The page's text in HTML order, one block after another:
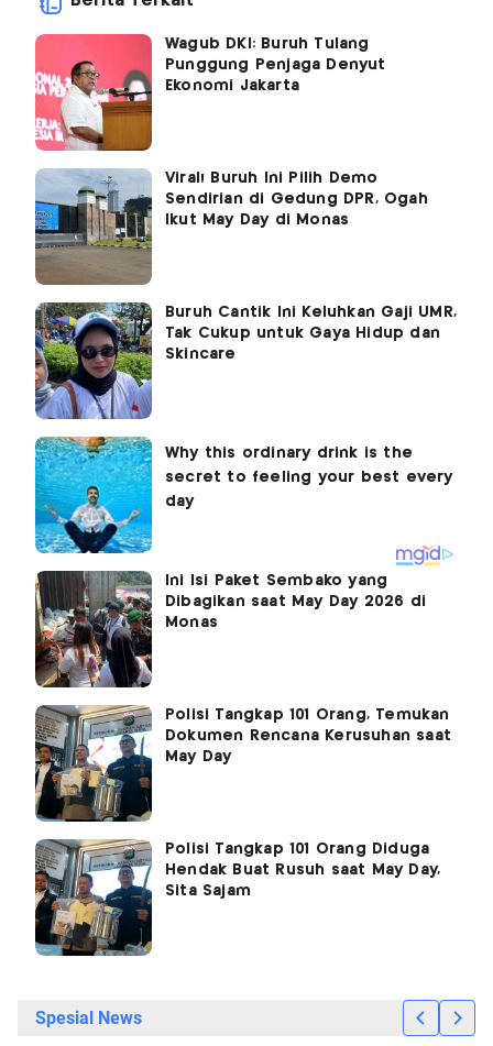
Wagub DKI: Buruh Tulang
Punggung Penjaga Denyut
Ekonomi Jakarta
Viral! Buruh Ini Pilih Demo
Sendirian di Gedung DPR, Ogah
Ikut May Day di Monas
Buruh Cantik Ini Keluhkan Gaji UMR,
Tak Cukup untuk Gaya Hidup dan
Skincare
Ini Isi Paket Sembako yang
Dibagikan saat May Day 2026 di
Monas
Polisi Tangkap 101 Orang, Temukan
Dokumen Rencana Kerusuhan saat
May Day
Polisi Tangkap 101 Orang Diduga
Hendak Buat Rusuh saat May Day,
Sita Sajam